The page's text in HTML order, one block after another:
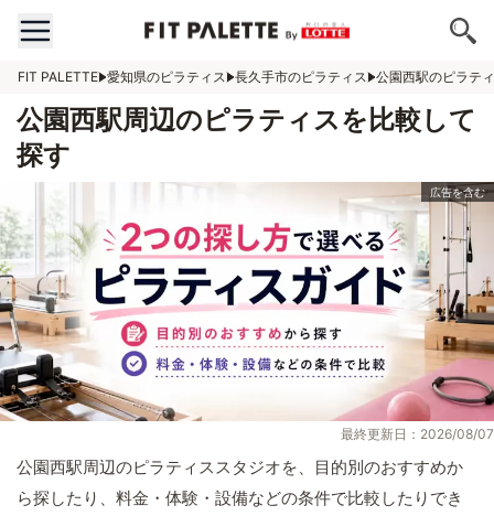
FIT PALETTE 愛知県のピラティス 長久手市のピラティス 公園西駅のピラテ
公園西駅周辺のピラティスを比較して
探す
最終更新日：2026/08/07
公園西駅周辺のピラティススタジオを、目的別のおすすめか
ら探したり、料金・体験・設備などの条件で比較したりでき